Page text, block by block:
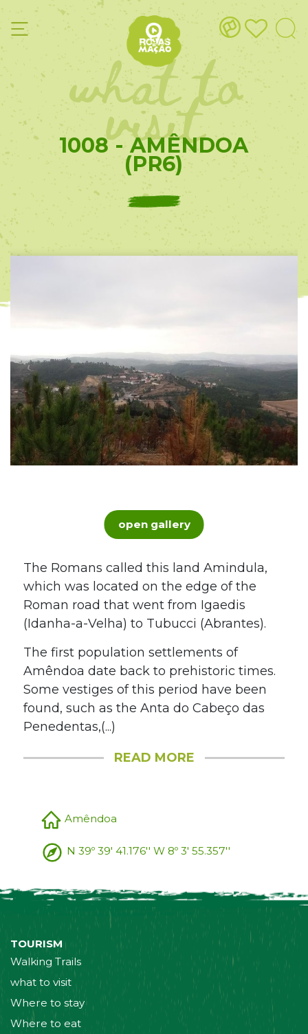
what to
visit
1008 - AMÊNDOA
(PR6)
open gallery
The Romans called this land Amindula,
which was located on the edge of the
Roman road that went from Igaedis
(Idanha-a-Velha) to Tubucci (Abrantes).
The first population settlements of
Amêndoa date back to prehistoric times.
Some vestiges of this period have been
found, such as the Anta do Cabeço das
Penedentas,(...)
READ MORE
Amêndoa
N 39º 39' 41.176'' W 8º 3' 55.357''
TOURISM
Walking Trails
what to visit
Where to stay
Where to eat